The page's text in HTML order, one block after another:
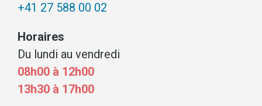
+41 27 588 00 02
Horaires
Du lundi au vendredi
08h00 à 12h00
13h30 à 17h00